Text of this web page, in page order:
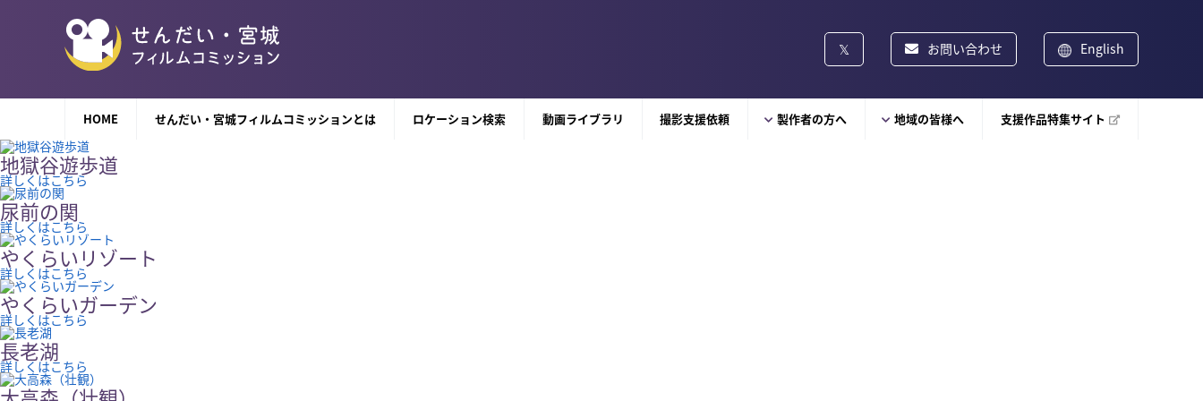
お問い合わせ English
HOME せんだい・宮城フィルムコミッションとは ロケーション検索 動画ライブラリ 撮影支援依頼 製作者の方へ 地域の皆様へ 支援作品特集サイト
地獄谷遊歩道
詳しくはこちら
尿前の関
詳しくはこちら
やくらいリゾート
詳しくはこちら
やくらいガーデン
詳しくはこちら
長老湖
詳しくはこちら